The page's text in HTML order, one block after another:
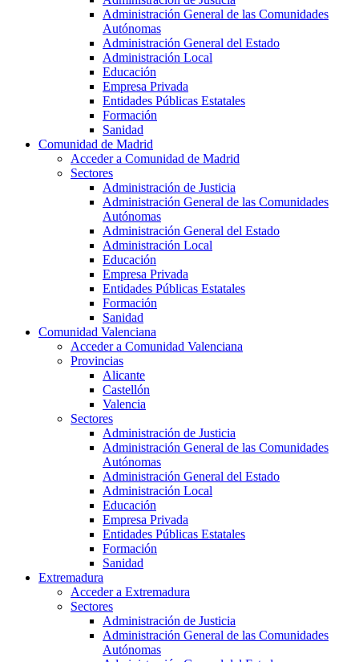
Administración General de las Comunidades
Autónomas
Administración General del Estado
Administración Local
Educación
Empresa Privada
Entidades Públicas Estatales
Formación
Sanidad
Comunidad de Madrid
Acceder a Comunidad de Madrid
Sectores
Administración de Justicia
Administración General de las Comunidades
Autónomas
Administración General del Estado
Administración Local
Educación
Empresa Privada
Entidades Públicas Estatales
Formación
Sanidad
Comunidad Valenciana
Acceder a Comunidad Valenciana
Provincias
Alicante
Castellón
Valencia
Sectores
Administración de Justicia
Administración General de las Comunidades
Autónomas
Administración General del Estado
Administración Local
Educación
Empresa Privada
Entidades Públicas Estatales
Formación
Sanidad
Extremadura
Acceder a Extremadura
Sectores
Administración de Justicia
Administración General de las Comunidades
Autónomas